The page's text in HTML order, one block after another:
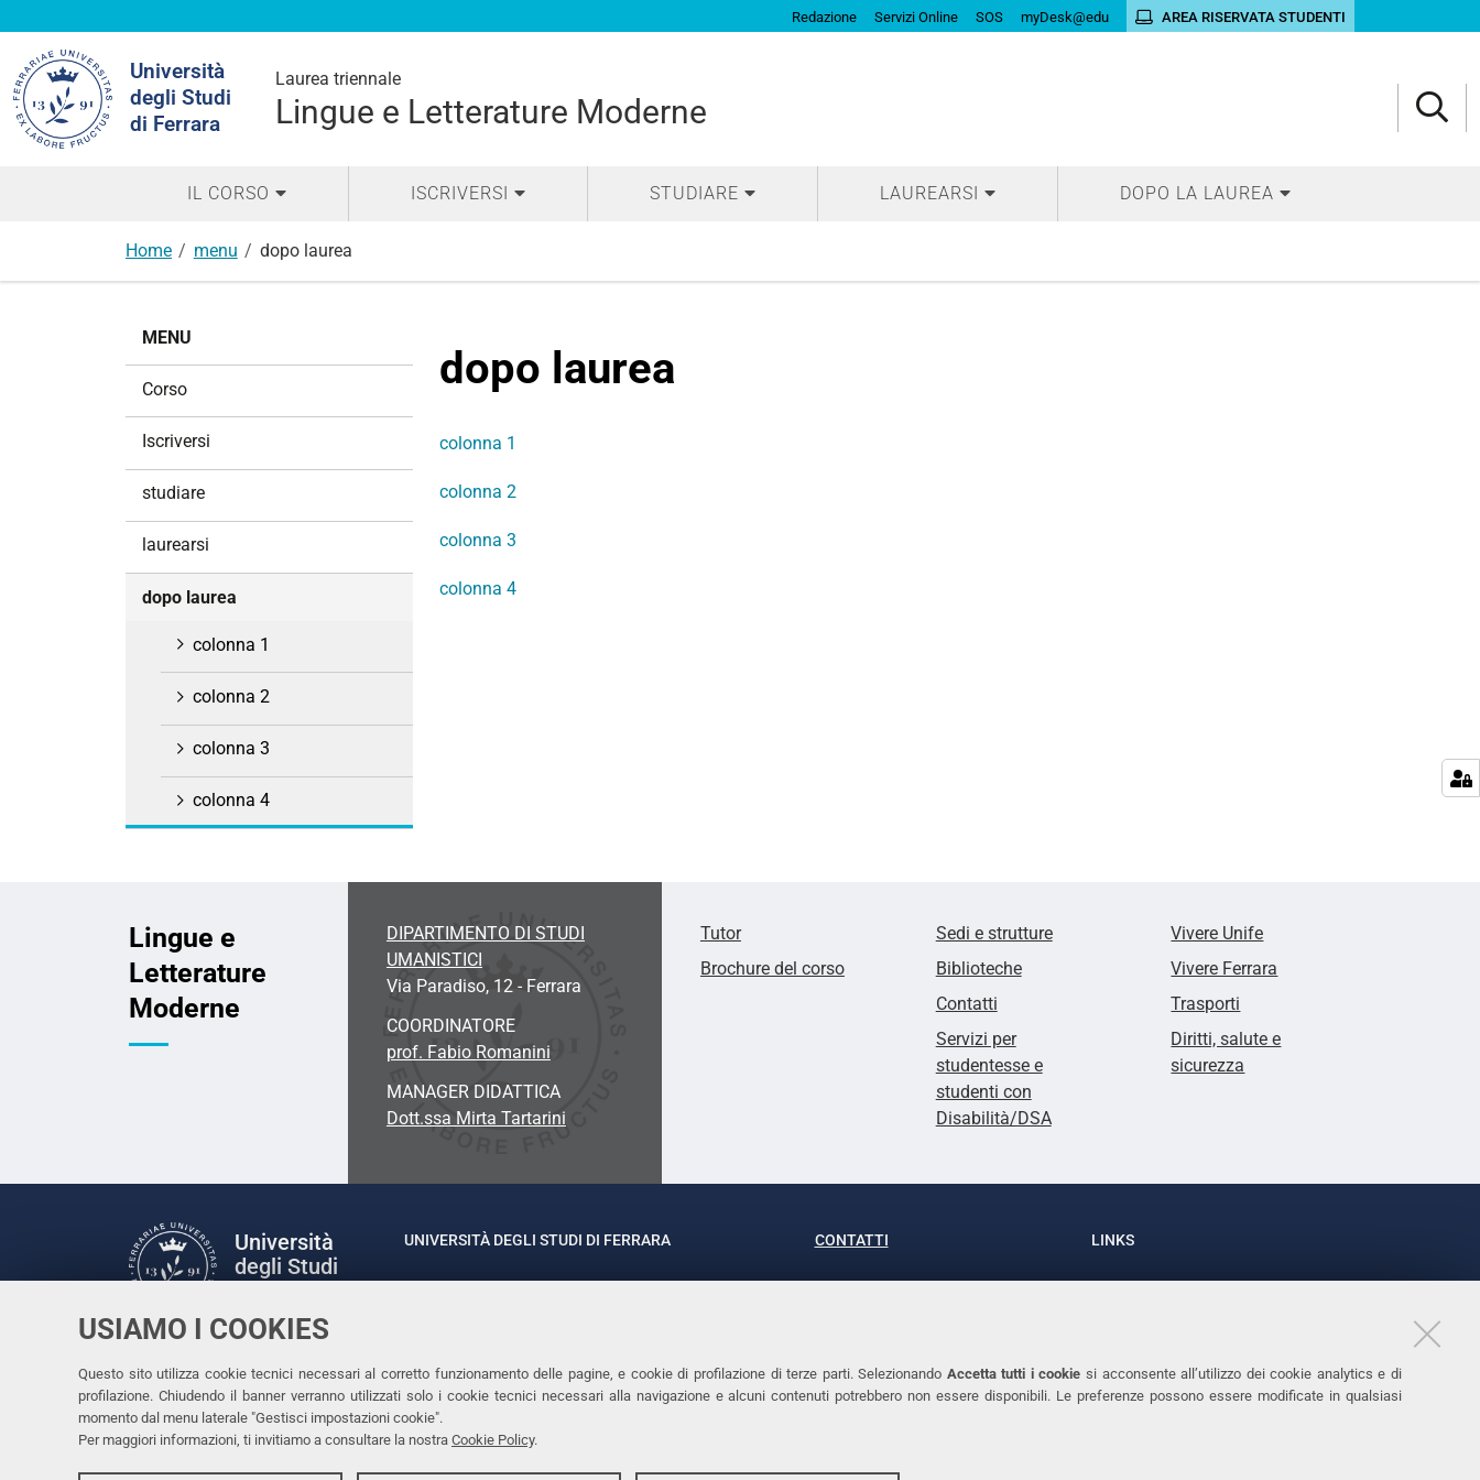
USIAMO I COOKIES
Questo sito utilizza cookie tecnici necessari al corretto funzionamento delle pagine, e cookie di profilazione di terze parti. Selezionando Accetta tutti i cookie si acconsente all’utilizzo dei cookie analytics e di
profilazione. Chiudendo il banner verranno utilizzati solo i cookie tecnici necessari alla navigazione e alcuni contenuti potrebbero non essere disponibili. Le preferenze possono essere modificate in qualsiasi
momento dal menu laterale "Gestisci impostazioni cookie".
Per maggiori informazioni, ti invitiamo a consultare la nostra Cookie Policy.
Redazione Servizi Online SOS myDesk@edu AREA RISERVATA STUDENTI
Università
degli Studi
di Ferrara
Laurea triennale
Lingue e Letterature Moderne
nel
sito
IL CORSO ISCRIVERSI STUDIARE LAUREARSI DOPO LA LAUREA
Home menu dopo laurea
dopo laurea
colonna 1
colonna 2
colonna 3
colonna 4
MENU
Corso
Iscriversi
studiare
laurearsi
dopo laurea
colonna 1
colonna 2
colonna 3
colonna 4
Lingue e
Letterature
Moderne
DIPARTIMENTO DI STUDI
UMANISTICI
Via Paradiso, 12 - Ferrara
COORDINATORE
prof. Fabio Romanini
MANAGER DIDATTICA
Dott.ssa Mirta Tartarini
Tutor
Brochure del corso
Sedi e strutture
Biblioteche
Contatti
Servizi per
studentesse e
studenti con
Disabilità/DSA
Vivere Unife
Vivere Ferrara
Trasporti
Diritti, salute e
sicurezza
Università
degli Studi
Facebook
LinkedinInstagram
Youtube
UNIVERSITÀ DEGLI STUDI DI FERRARA
Rettrice: Prof.ssa Laura Ramaciotti
CONTATTI
Tel. +39 0532 293111
LINKS
Accessibilità
Cookies